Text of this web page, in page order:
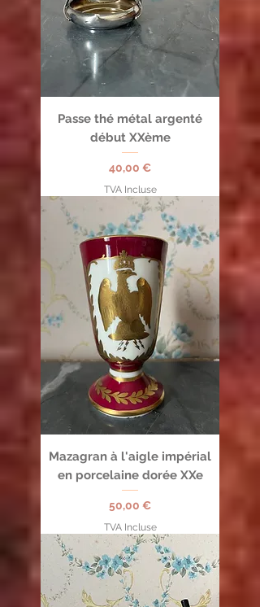
Passe thé métal argenté
début XXème
Prix
40,00 €
TVA Incluse
Mazagran à l'aigle impérial
en porcelaine dorée XXe
Prix
50,00 €
TVA Incluse